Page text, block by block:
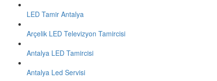
LED Tamir Antalya
Arçelik LED Televizyon Tamircisi
Antalya LED Tamircisi
Antalya Led Servisi